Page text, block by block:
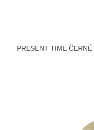
PRESENT TIME